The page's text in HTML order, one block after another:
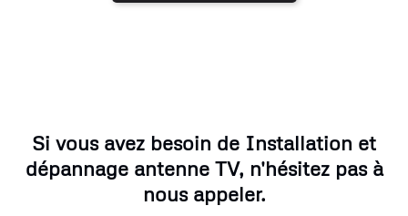
Si vous avez besoin de Installation et
dépannage antenne TV, n'hésitez pas à
nous appeler.